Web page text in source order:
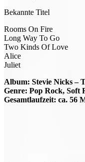
Bekannte Titel
Rooms On Fire
Long Way To Go
Two Kinds Of Love
Alice
Juliet
Album: Stevie Nicks –
Genre: Pop Rock, Soft
Gesamtlaufzeit: ca. 56